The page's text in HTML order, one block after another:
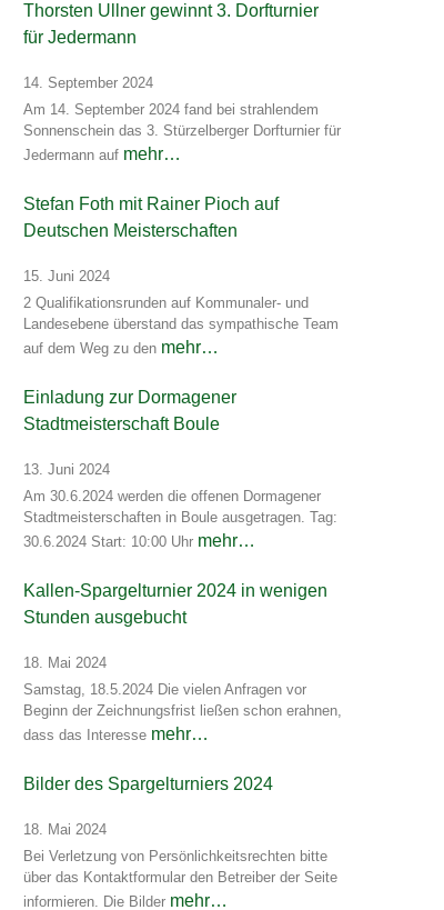
Thorsten Ullner gewinnt 3. Dorfturnier
für Jedermann
14. September 2024
Am 14. September 2024 fand bei strahlendem
Sonnenschein das 3. Stürzelberger Dorfturnier für
Jedermann auf mehr…
Stefan Foth mit Rainer Pioch auf
Deutschen Meisterschaften
15. Juni 2024
2 Qualifikationsrunden auf Kommunaler- und
Landesebene überstand das sympathische Team
auf dem Weg zu den mehr…
Einladung zur Dormagener
Stadtmeisterschaft Boule
13. Juni 2024
Am 30.6.2024 werden die offenen Dormagener
Stadtmeisterschaften in Boule ausgetragen. Tag:
30.6.2024 Start: 10:00 Uhr mehr…
Kallen-Spargelturnier 2024 in wenigen
Stunden ausgebucht
18. Mai 2024
Samstag, 18.5.2024 Die vielen Anfragen vor
Beginn der Zeichnungsfrist ließen schon erahnen,
dass das Interesse mehr…
Bilder des Spargelturniers 2024
18. Mai 2024
Bei Verletzung von Persönlichkeitsrechten bitte
über das Kontaktformular den Betreiber der Seite
informieren. Die Bilder mehr…